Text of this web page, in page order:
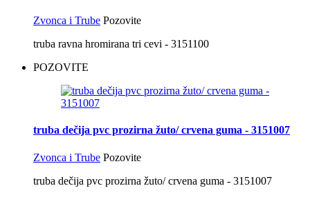
Zvonca i Trube Pozovite
truba ravna hromirana tri cevi - 3151100
POZOVITE
truba dečija pvc prozirna žuto/ crvena guma - 3151007
Zvonca i Trube Pozovite
truba dečija pvc prozirna žuto/ crvena guma - 3151007